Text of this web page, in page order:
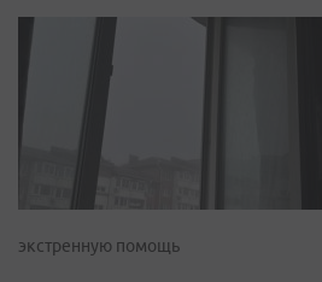
экстренную помощь